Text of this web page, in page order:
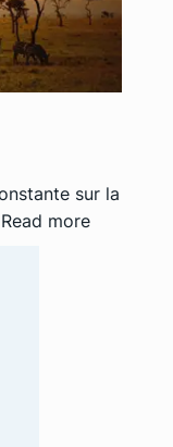
sur la
Read more